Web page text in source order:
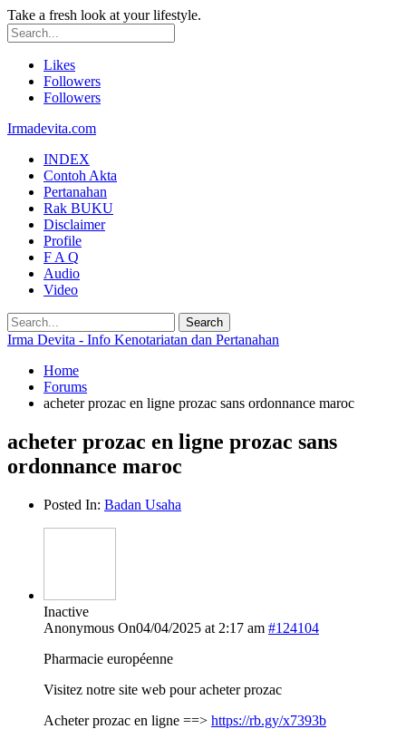
Take a fresh look at your lifestyle.
Likes
Followers
Followers
Irmadevita.com
INDEX
Contoh Akta
Pertanahan
Rak BUKU
Disclaimer
Profile
F A Q
Audio
Video
Irma Devita - Info Kenotariatan dan Pertanahan
Home
Forums
acheter prozac en ligne prozac sans ordonnance maroc
acheter prozac en ligne prozac sans
ordonnance maroc
Posted In: Badan Usaha
Inactive
Anonymous On04/04/2025 at 2:17 am #124104
Pharmacie européenne
Visitez notre site web pour acheter prozac
Acheter prozac en ligne ==> https://rb.gy/x7393b